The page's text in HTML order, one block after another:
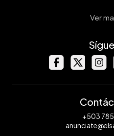
Ver
+503